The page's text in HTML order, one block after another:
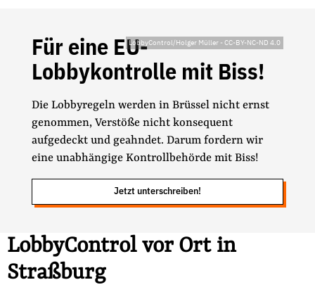
LobbyControl/Holger Müller -CC-BY-NC-ND 4.0
Für eine EU-
Lobbykontrolle mit Biss!
Die Lobbyregeln werden in Brüssel nicht ernst
genommen, Verstöße nicht konsequent
aufgedeckt und geahndet. Darum fordern wir
eine unabhängige Kontrollbehörde mit Biss!
Jetzt unterschreiben!
LobbyControl vor Ort in
Straßburg